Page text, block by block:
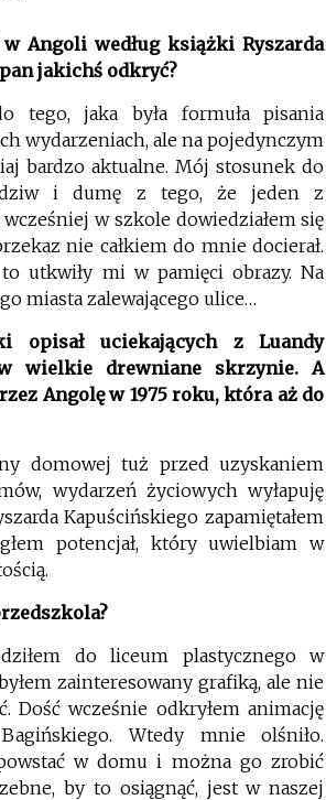
Angoli według książki Ryszarda
jakichś odkryć?
tego, jaka była formuła pisania
wydarzeniach, ale na pojedynczym
bardzo aktualne. Mój stosunek do
i dumę z tego, że jeden z
w szkole dowiedziałem się
nie całkiem do mnie docierał.
utkwiły mi w pamięci obrazy. Na
miasta zalewającego ulice…
opisał uciekających z Luandy
wielkie drewniane skrzynie. A
Angolę w 1975 roku, która aż do
domowej tuż przed uzyskaniem
wydarzeń życiowych wyłapuję
Kapuścińskiego zapamiętałem
potencjał, który uwielbiam w
do liceum plastycznego w
zainteresowany grafiką, ale nie
Dość wcześnie odkryłem animację
Wtedy mnie olśniło.
w domu i można go zrobić
by to osiągnąć, jest w naszej